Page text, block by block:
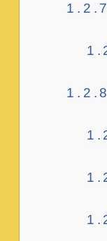
1.2.7
1.2.8